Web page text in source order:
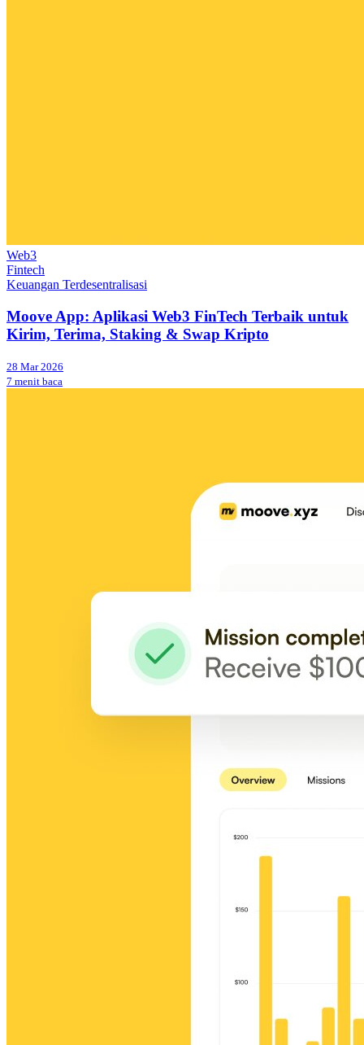
Web3
Fintech
Keuangan Terdesentralisasi
Moove App: Aplikasi Web3 FinTech Terbaik untuk
Kirim, Terima, Staking & Swap Kripto
28 Mar 2026
7 menit baca